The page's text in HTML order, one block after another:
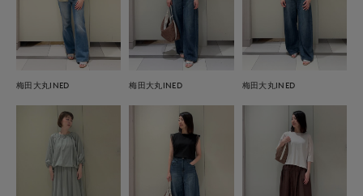
梅田大丸INED 梅田大丸INED 梅田大丸INED